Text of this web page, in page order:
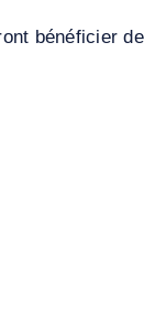
bénéficier